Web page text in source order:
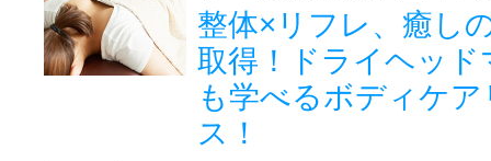
整体×リフレ、癒し
取得！ドライヘッド
も学べるボディケ
ス！